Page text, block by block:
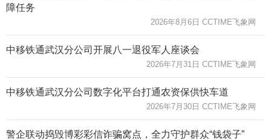
障任务
2026年8月6日 CCTIME飞象网
中移铁通武汉分公司开展八一退役军人座谈会
2026年7月31日 CCTIME飞象网
中移铁通武汉分公司数字化平台打通农资保供快车道
2026年7月30日 CCTIME飞象网
警企联动捣毁博彩彩信诈骗窝点，全力守护群众“钱袋子”